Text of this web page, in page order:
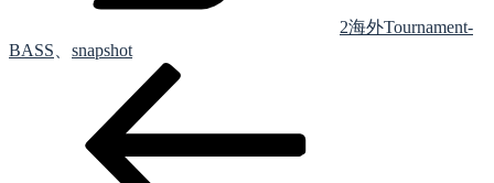
2海外Tournament-
BASS
snapshot